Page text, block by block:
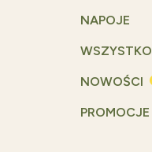
NAPOJE
WSZYSTKO
NOWOŚCI
PROMOCJE